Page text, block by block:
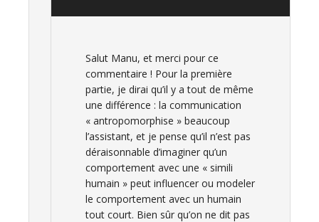
Salut Manu, et merci pour ce
commentaire ! Pour la première
partie, je dirai qu’il y a tout de même
une différence : la communication
« antropomorphise » beaucoup
l’assistant, et je pense qu’il n’est pas
déraisonnable d’imaginer qu’un
comportement avec une « simili
humain » peut influencer ou modeler
le comportement avec un humain
tout court. Bien sûr qu’on ne dit pas